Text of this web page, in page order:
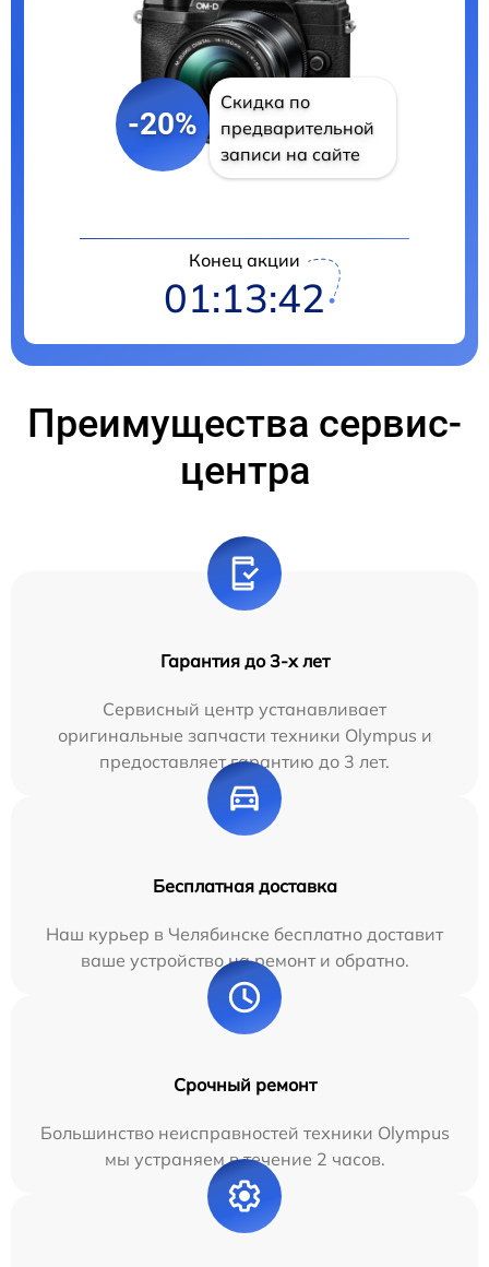
-20%
Скидка по
предварительной
записи на сайте
Конец акции
01:13:42
Преимущества сервис-
центра
Гарантия до 3-х лет
Сервисный центр устанавливает
оригинальные запчасти техники Olympus и
предоставляет гарантию до 3 лет.
Бесплатная доставка
Наш курьер в Челябинске бесплатно доставит
ваше устройство на ремонт и обратно.
Срочный ремонт
Большинство неисправностей техники Olympus
мы устраняем в течение 2 часов.